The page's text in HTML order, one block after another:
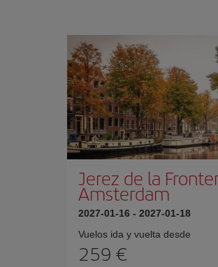
Jerez de la
Amsterdam
2027-01-16 - 2027-01-18
Vuelos ida y vuelta desde
259 €